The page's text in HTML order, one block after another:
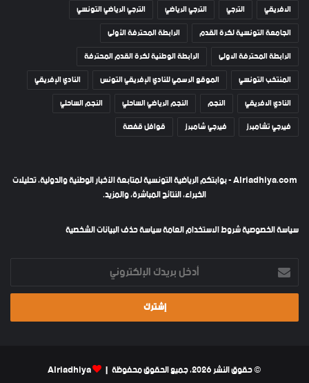
الافريقي الترجي الترجي الرياضي
الترجي الرياضي التونسي
الجامعة التونسية لكرة القدم
الرابطة المحترفة الأولى
الرابطة المحترفة الاولى
الرابطة الوطنية لكرة القدم المحترفة
المنتخب التونسي
الموقع الرسمي للنادي الإفريقي التونس
النادي الإفريقي
النادي الافريقي
النجم النجم الرياضي الساحلي
النجم الساحلي
فيرجي تشامبرز
فيرجي شامبرز قوافل قفصة
Alriadhiya.com - بوابتكم الرياضية التونسية لمتابعة الأخبار الوطنية والدولية، تحليلات
الخبراء، النتائج المباشرة، والمزيد.
سياسة الخصوصيةشروط الاستخدام العامةسياسة حذف البيانات الشخصية
أدخل
بريدك
الإلكتروني
© حقوق النشر 2026، جميع الحقوق محفوظة | Alriadhiya